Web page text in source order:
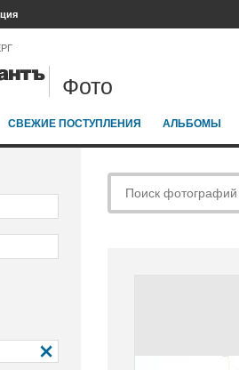
Фото
СВЕЖИЕ ПОСТУПЛЕНИЯ АЛЬБОМЫ